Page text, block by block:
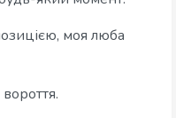
моя люба